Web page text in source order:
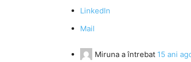
LinkedIn
Mail
Miruna a întrebat 15 ani